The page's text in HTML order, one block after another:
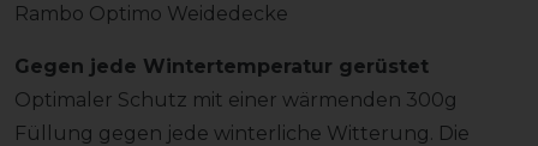
Rambo Optimo Weidedecke
Gegen jede Wintertemperatur gerüstet
Optimaler Schutz mit einer wärmenden 300g
Füllung gegen jede winterliche Witterung. Die